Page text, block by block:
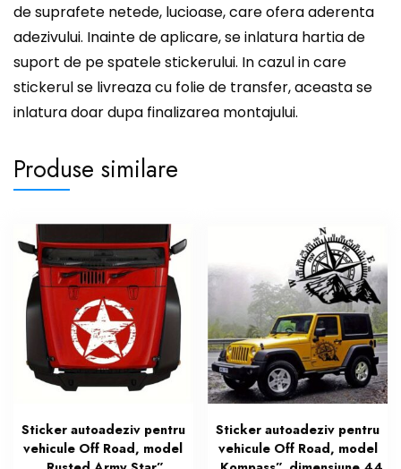
de suprafete netede, lucioase, care ofera aderenta
adezivului. Inainte de aplicare, se inlatura hartia de
suport de pe spatele stickerului. In cazul in care
stickerul se livreaza cu folie de transfer, aceasta se
inlatura doar dupa finalizarea montajului.
Produse similare
Sticker autoadeziv pentru
vehicule Off Road, model
Sticker autoadeziv pentru
vehicule Off Road, model